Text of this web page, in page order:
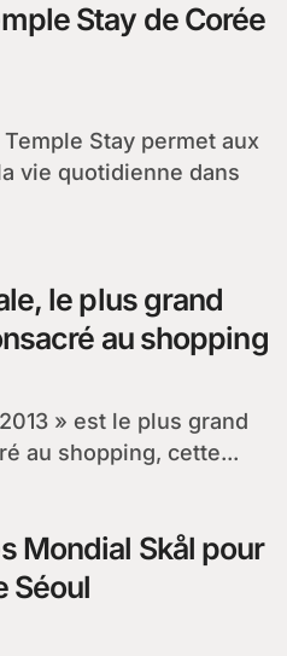
de Corée
vie quotidienne dans
le plus grand
au shopping
au shopping, cette...
Mondial Skål pour
Séoul